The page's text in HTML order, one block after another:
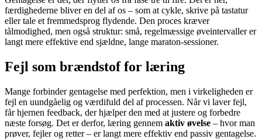
færdighederne bliver en del af os – som at cykle, skrive på tastatur
eller tale et fremmedsprog flydende. Den proces kræver
tålmodighed, men også struktur: små, regelmæssige øveintervaller er
langt mere effektive end sjældne, lange maraton-sessioner.
Fejl som brændstof for læring
Mange forbinder gentagelse med perfektion, men i virkeligheden er
fejl en uundgåelig og værdifuld del af processen. Når vi laver fejl,
får hjernen feedback, der hjælper den med at justere og forbedre
næste forsøg. Det er derfor, læring gennem aktiv øvelse – hvor man
prøver, fejler og retter – er langt mere effektiv end passiv gentagelse.